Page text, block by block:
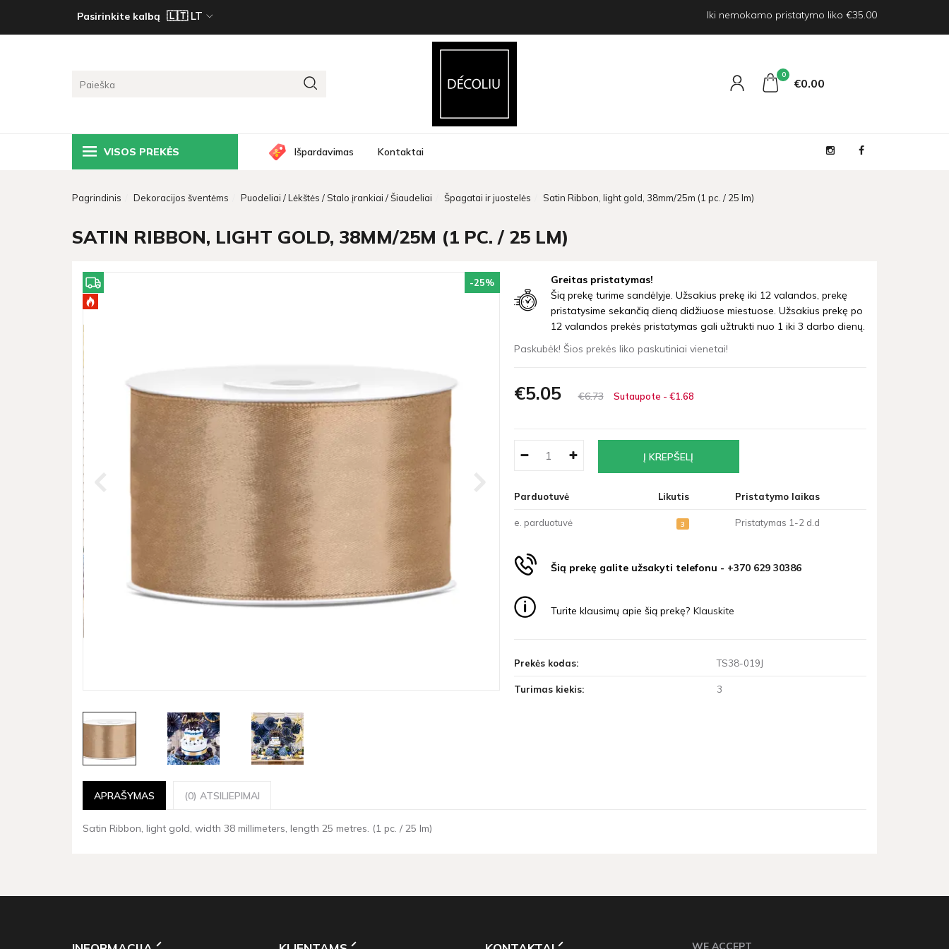
Pasirinkite kalbą Iki nemokamo pristatymo liko €35.00
0
€0 00
VISOS PREKĖS Išpardavimas Kontaktai
Pagrindinis Dekoracijos šventėms Puodeliai / Lėkštės / Stalo įrankiai / Šiaudeliai Špagatai ir juostelės Satin Ribbon, light gold, 38mm/25m (1 pc. / 25 lm)
SATIN RIBBON, LIGHT GOLD, 38MM/25M (1 PC. / 25 LM)
-25%
Greitas pristatymas!
Šią prekę turime sandėlyje. Užsakius prekę iki 12 valandos, prekę
pristatysime sekančią dieną didžiuose miestuose. Užsakius prekę po
12 valandos prekės pristatymas gali užtrukti nuo 1 iki 3 darbo dienų.
Paskubėk! Šios prekės liko paskutiniai vienetai!
€5 05 €673 Sutaupote - €1 68
Parduotuvė Likutis Pristatymo laikas
e. parduotuvė 3 Pristatymas 1-2 d.d
Šią prekę galite užsakyti telefonu - +370 629 30386
Turite klausimų apie šią prekę? Klauskite
Prekės kodas: TS38-019J
Turimas kiekis: 3
APRAŠYMAS (0) ATSILIEPIMAI
Satin Ribbon, light gold, width 38 millimeters, length 25 metres. (1 pc. / 25 lm)
WE ACCEPT